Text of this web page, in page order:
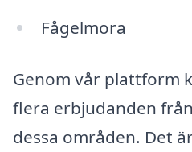
Fågelmora
Genom vår plattform
flera erbjudanden
dessa områden. Det